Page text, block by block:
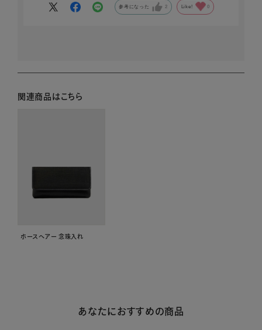
革の質感や縫製等、値段ほどの高級感はないと感じまし
参考になった 2 Like! 0
関連商品はこちら
ホースヘアー 念珠入れ
あなたにおすすめの商品